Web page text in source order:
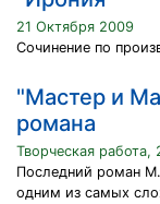
21 Октября 2009
Сочинение по
"Мастер и
романа
Творческая работа,
Последний роман
одним из самых